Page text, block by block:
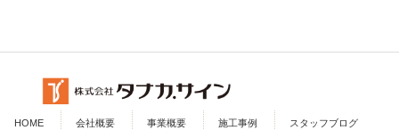
HOME 会社概要 事業概要 施工事例 スタッフブログ